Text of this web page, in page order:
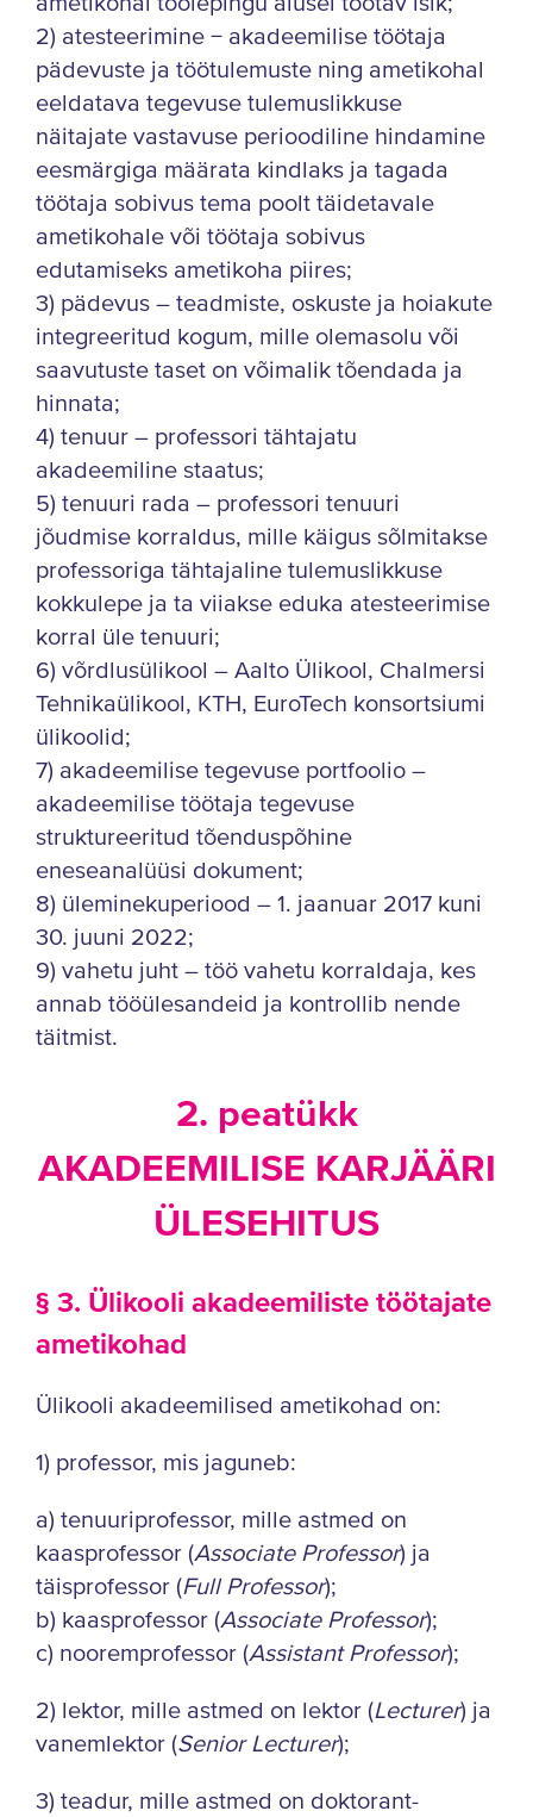
2) atesteerimine − akadeemilise töötaja
pädevuste ja töötulemuste ning ametikohal
eeldatava tegevuse tulemuslikkuse
näitajate vastavuse perioodiline hindamine
eesmärgiga määrata kindlaks ja tagada
töötaja sobivus tema poolt täidetavale
ametikohale või töötaja sobivus
edutamiseks ametikoha piires;
3) pädevus – teadmiste, oskuste ja hoiakute
integreeritud kogum, mille olemasolu või
saavutuste taset on võimalik tõendada ja
hinnata;
4) tenuur – professori tähtajatu
akadeemiline staatus;
5) tenuuri rada – professori tenuuri
jõudmise korraldus, mille käigus sõlmitakse
professoriga tähtajaline tulemuslikkuse
kokkulepe ja ta viiakse eduka atesteerimise
korral üle tenuuri;
6) võrdlusülikool – Aalto Ülikool, Chalmersi
Tehnikaülikool, KTH, EuroTech konsortsiumi
ülikoolid;
7) akadeemilise tegevuse portfoolio –
akadeemilise töötaja tegevuse
struktureeritud tõenduspõhine
eneseanalüüsi dokument;
8) üleminekuperiood – 1. jaanuar 2017 kuni
30. juuni 2022;
9) vahetu juht – töö vahetu korraldaja, kes
annab tööülesandeid ja kontrollib nende
täitmist.
2. peatükk
AKADEEMILISE KARJÄÄRI
ÜLESEHITUS
§ 3. Ülikooli akadeemiliste töötajate
ametikohad
Ülikooli akadeemilised ametikohad on:
1) professor, mis jaguneb:
a) tenuuriprofessor, mille astmed on
kaasprofessor (Associate Professor) ja
täisprofessor (Full Professor);
b) kaasprofessor (Associate Professor);
c) nooremprofessor (Assistant Professor);
2) lektor, mille astmed on lektor (Lecturer) ja
vanemlektor (Senior Lecturer);
3) teadur, mille astmed on doktorant-